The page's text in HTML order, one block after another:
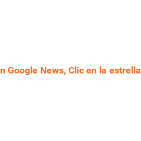
Google News, Clic en la estrella